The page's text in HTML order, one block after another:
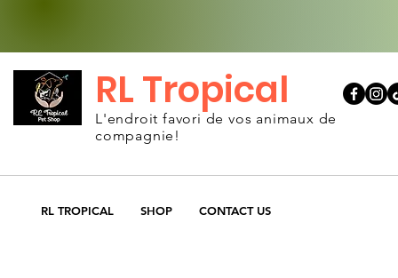
RL Tropical
L'endroit favori de vos animaux de
compagnie!
RL TROPICAL SHOP CONTACT US